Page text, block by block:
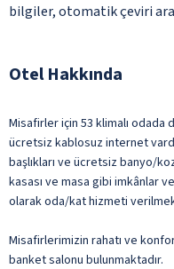
bilgiler, otomatik çeviri
Otel Hakkında
Misafirler için 53 klimalı
ücretsiz kablosuz internet
başlıkları ve ücretsiz banyo/
kasası ve masa gibi imkânlar
olarak oda/kat hizmeti
Misafirlerimizin rahatı ve
banket salonu bulunmaktadır.